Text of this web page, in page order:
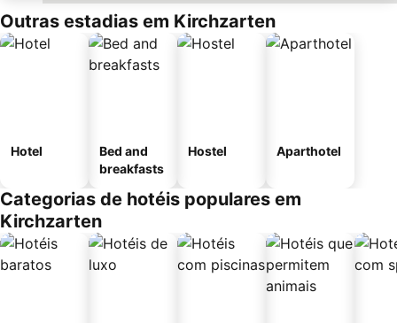
Outras estadias em Kirchzarten
Hotel
Bed and
breakfasts
Hostel Aparthotel
Categorias de hotéis populares em
Kirchzarten